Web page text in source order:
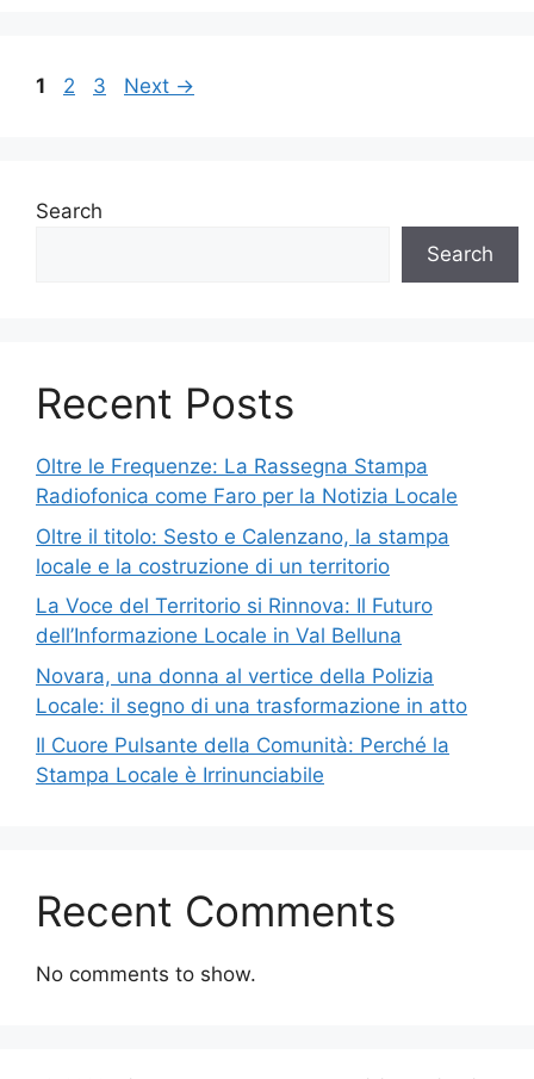
Page
1 Page
2 Page
3 Next →
Search
Search
Recent Posts
Oltre le Frequenze: La Rassegna Stampa
Radiofonica come Faro per la Notizia Locale
Oltre il titolo: Sesto e Calenzano, la stampa
locale e la costruzione di un territorio
La Voce del Territorio si Rinnova: Il Futuro
dell’Informazione Locale in Val Belluna
Novara, una donna al vertice della Polizia
Locale: il segno di una trasformazione in atto
Il Cuore Pulsante della Comunità: Perché la
Stampa Locale è Irrinunciabile
Recent Comments
No comments to show.